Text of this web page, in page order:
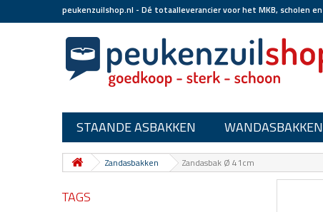
peukenzuilshop.nl - Dé totaalleverancier voor het MKB, scholen
STAANDE ASBAKKEN WANDASBAKKEN
Zandasbakken Zandasbak Ø 41cm
TAGS